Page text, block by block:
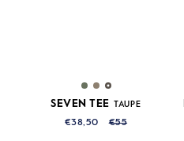
SEVEN TEE TAUPE
€38,50 €55